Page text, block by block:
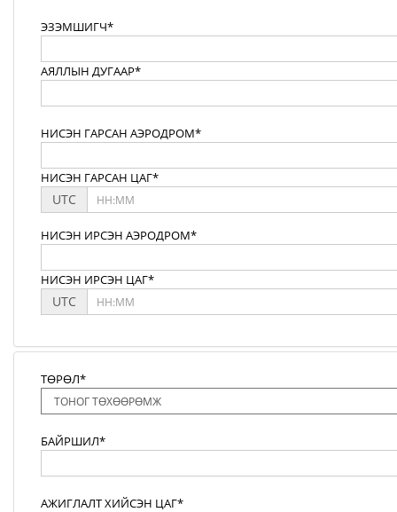
ЭЗЭМШИГЧ*
АЯЛЛЫН ДУГААР*
НИСЭН ГАРСАН АЭРОДРОМ*
НИСЭН ГАРСАН ЦАГ*
UTC
НИСЭН ИРСЭН АЭРОДРОМ*
НИСЭН ИРСЭН ЦАГ*
UTC
ТӨРӨЛ*
БАЙРШИЛ*
АЖИГЛАЛТ ХИЙСЭН ЦАГ*